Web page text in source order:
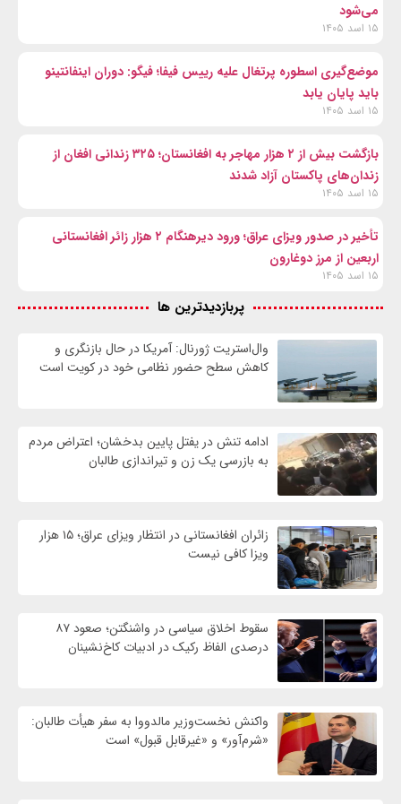
می‌شود
۱۵ اسد ۱۴۰۵
موضع‌گیری اسطوره پرتغال علیه رییس فیفا؛ فیگو: دوران اینفانتینو
باید پایان یابد
۱۵ اسد ۱۴۰۵
بازگشت بیش از ۲ هزار مهاجر به افغانستان؛ ۳۲۵ زندانی افغان از
زندان‌های پاکستان آزاد شدند
۱۵ اسد ۱۴۰۵
تأخیر در صدور ویزای عراق؛ ورود دیرهنگام ۲ هزار زائر افغانستانی
اربعین از مرز دوغارون
۱۵ اسد ۱۴۰۵
پربازدیدترین ها
وال‌استریت ژورنال: آمریکا در حال بازنگری و
کاهش سطح حضور نظامی خود در کویت است
ادامه تنش در یفتل پایین بدخشان؛ اعتراض مردم
به بازرسی یک زن و تیراندازی طالبان
زائران افغانستانی در انتظار ویزای عراق؛ ۱۵ هزار
ویزا کافی نیست
سقوط اخلاق سیاسی در واشنگتن؛ صعود ۸۷
درصدی الفاظ رکیک در ادبیات کاخ‌نشینان
واکنش نخست‌وزیر مالدووا به سفر هیأت طالبان:
«شرم‌آور» و «غیرقابل قبول» است